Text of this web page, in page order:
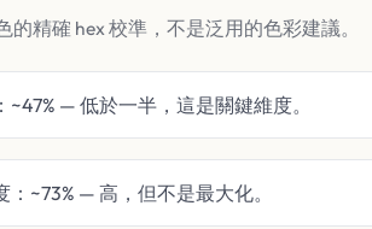
的精確 hex 校準，不是泛用的色彩建議。
~47% — 低於一半，這是關鍵維度。
：~73% — 高，但不是最大化。